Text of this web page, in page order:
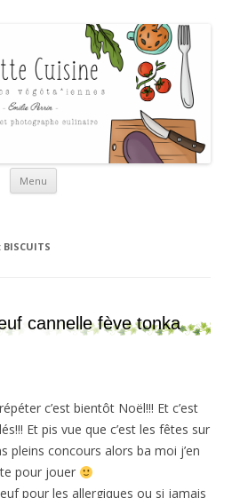
Menu Aller au contenu
BISCUITS
cannelle fève tonka
c’est bientôt Noël!!! Et c’est
Et pis vue que c’est les fêtes sur
pleins concours alors ba moi j’en
pour jouer
pour les allergiques ou si jamais